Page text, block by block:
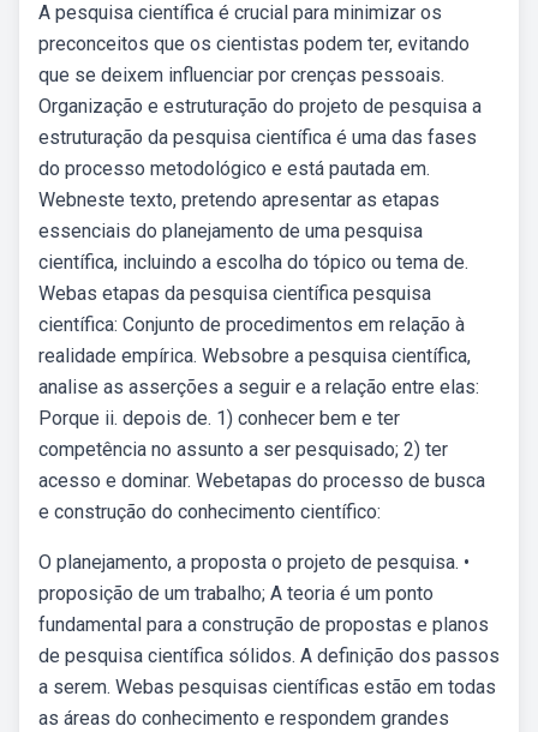
A pesquisa científica é crucial para minimizar os
preconceitos que os cientistas podem ter, evitando
que se deixem influenciar por crenças pessoais.
Organização e estruturação do projeto de pesquisa a
estruturação da pesquisa científica é uma das fases
do processo metodológico e está pautada em.
Webneste texto, pretendo apresentar as etapas
essenciais do planejamento de uma pesquisa
científica, incluindo a escolha do tópico ou tema de.
Webas etapas da pesquisa científica pesquisa
científica: Conjunto de procedimentos em relação à
realidade empírica. Websobre a pesquisa científica,
analise as asserções a seguir e a relação entre elas:
Porque ii. depois de. 1) conhecer bem e ter
competência no assunto a ser pesquisado; 2) ter
acesso e dominar. Webetapas do processo de busca
e construção do conhecimento científico:
O planejamento, a proposta o projeto de pesquisa. •
proposição de um trabalho; A teoria é um ponto
fundamental para a construção de propostas e planos
de pesquisa científica sólidos. A definição dos passos
a serem. Webas pesquisas científicas estão em todas
as áreas do conhecimento e respondem grandes